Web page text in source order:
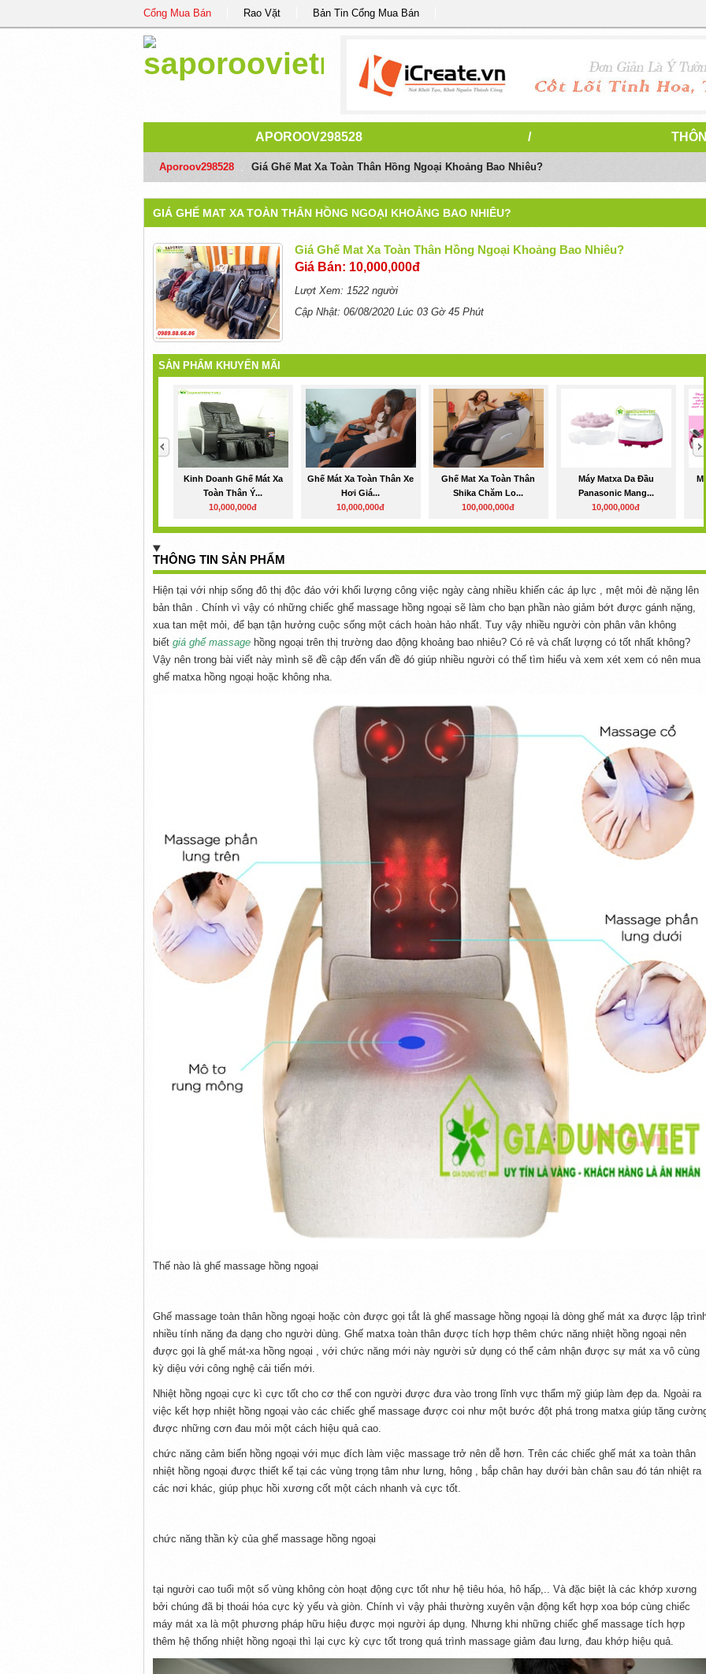
Cổng Mua Bán Rao Vặt Bản Tin Cổng Mua Bán
APOROOV298528 /
Aporoov298528 Giá Ghế Mat Xa Toàn Thân Hồng Ngoại Khoảng Bao Nhiêu?
GIÁ GHẾ MAT XA TOÀN THÂN HỒNG NGOẠI KHOẢNG BAO NHIÊU?
Giá Ghế Mat Xa Toàn Thân Hồng Ngoại Khoảng Bao Nhiêu?
Giá Bán: 10,000,000đ
Lượt Xem: 1522 người
Cập Nhật: 06/08/2020 Lúc 03 Gờ 45 Phút
SẢN PHẨM KHUYẾN MÃI
Kinh Doanh Ghế Mát Xa
Toàn Thân Ý...
10,000,000đ
Ghế Mát Xa Toàn Thân Xe
Hơi Giá...
10,000,000đ
Ghế Mat Xa Toàn Thân
Shika Chăm Lo...
100,000,000đ
Máy Matxa Da Đầu
Panasonic Mang...
10,000,000đ
THÔNG TIN SẢN PHẨM
Hiện tại với nhịp sống đô thị độc đáo với khối lượng công việc ngày càng nhiều khiến các áp lực , mệt mỏi đè nặng lên
bản thân . Chính vì vậy có những chiếc ghế massage hồng ngoại sẽ làm cho bạn phần nào giảm bớt được gánh nặng,
xua tan mệt mỏi, để bạn tận hưởng cuộc sống một cách hoàn hảo nhất. Tuy vậy nhiều người còn phân vân không
biết giá ghế massagehồng ngoại trên thị trường dao động khoảng bao nhiêu? Có rẻ và chất lượng có tốt nhất không?
Vậy nên trong bài viết này mình sẽ đề cập đến vấn đề đó giúp nhiều người có thể tìm hiểu và xem xét xem có nên mua
ghế matxa hồng ngoại hoặc không nha.
Thế nào là ghế massage hồng ngoại
Ghế massage toàn thân hồng ngoại hoặc còn được gọi tắt là ghế massage hồng ngoại là dòng ghế mát xa được lập
nhiều tính năng đa dạng cho người dùng. Ghế matxa toàn thân được tích hợp thêm chức năng nhiệt hồng ngoại nên
được gọi là ghế mát-xa hồng ngoại , với chức năng mới này người sử dụng có thể cảm nhận được sự mát xa vô cùng
kỳ diệu với công nghệ cải tiến mới.
Nhiệt hồng ngoại cực kì cực tốt cho cơ thể con người được đưa vào trong lĩnh vực thẩm mỹ giúp làm đẹp da. Ngoài ra
việc kết hợp nhiệt hồng ngoại vào các chiếc ghế massage được coi như một bước đột phá trong matxa giúp tăng
được những cơn đau mỏi một cách hiệu quả cao.
chức năng cảm biến hồng ngoại với mục đích làm việc massage trở nên dễ hơn. Trên các chiếc ghế mát xa toàn thân
nhiệt hồng ngoại được thiết kế tại các vùng trọng tâm như lưng, hông , bắp chân hay dưới bàn chân sau đó tán nhiệt ra
các nơi khác, giúp phục hồi xương cốt một cách nhanh và cực tốt.
chức năng thần kỳ của ghế massage hồng ngoại
tại người cao tuổi một số vùng không còn hoạt động cực tốt như hệ tiêu hóa, hô hấp,.. Và đặc biệt là các khớp xương
bởi chúng đã bị thoái hóa cực kỳ yếu và giòn. Chính vì vậy phải thường xuyên vận động kết hợp xoa bóp cùng chiếc
máy mát xa là một phương pháp hữu hiệu được mọi người áp dụng. Nhưng khi những chiếc ghế massage tích hợp
thêm hệ thống nhiệt hồng ngoại thì lại cực kỳ cực tốt trong quá trình massage giảm đau lưng, đau khớp hiệu quả.